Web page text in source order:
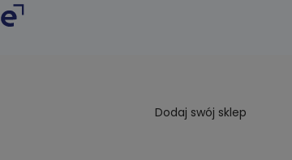
Dodaj swój sklep